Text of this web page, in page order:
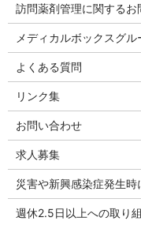
訪問薬剤管理に関するお
メディカルボックスグ
よくある質問
リンク集
お問い合わせ
求人募集
災害や新興感染症発生
週休2.5日以上への取り